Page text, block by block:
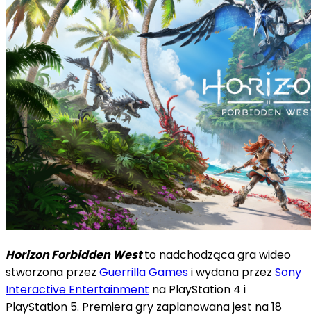
Horizon Forbidden Westto nadchodząca gra wideo
stworzona przez Guerrilla Gamesi wydana przez Sony
Interactive Entertainment na PlayStation 4 i
PlayStation 5. Premiera gry zaplanowana jest na 18